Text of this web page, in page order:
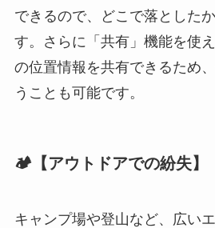
できるので、どこで落とした
す。さらに「共有」機能を使
の位置情報を共有できるため
うことも可能です。
🏕【アウトドアでの紛失】
キャンプ場や登山など、広い